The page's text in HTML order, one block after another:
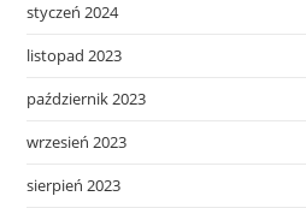
styczeń 2024
listopad 2023
październik 2023
wrzesień 2023
sierpień 2023